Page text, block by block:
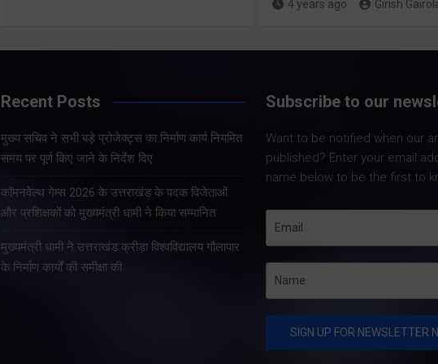
4 years ago Girish
Recent Posts
मुख्य सचिव ने सभी बड़े प्रोजेक्ट्स का निर्माण कार्य नियमित
समय पर पूर्ण किए जाने के निर्देश दिए
कॉमनवेल्थ गेम्स 2026 के उत्तराखंड के पदक विजेताओं
और प्रशिक्षकों को मुख्यमंत्री धामी ने किया सम्मानित
मुख्यमंत्री धामी ने उत्तराखंड क्रीड़ा विश्वविद्यालय गौलापार
के निर्माण कार्यों की समीक्षा की
Subscribe to our
Want to be notified when our
published? Enter your email
name below to be the first to
Share Nowदेहरादून। भारत
निर्वाचन आयोग एवं मुख्य निर्वाचन
अधिकारी, उत्तराखण्ड के निर्देशों
के अनुपालन में विशेष गहन
पुनरीक्षण अभियान के तहत
आनंद स्वरूप ने शुक्रवार…
Share
सचिव आनन्द बर्द्धन ने
को सचिवालय में प्रदेश
प्रोजेक्ट्स की समीक्षा
प्रोजेक्ट्स का निर्माण